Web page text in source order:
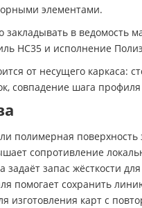
элементами.
закладывать в
НС35 и исполнение
от несущего каркаса:
совпадение шага
полимерная поверхность
сопротивление
запас жёсткости
помогает сохранить
изготовления карт с